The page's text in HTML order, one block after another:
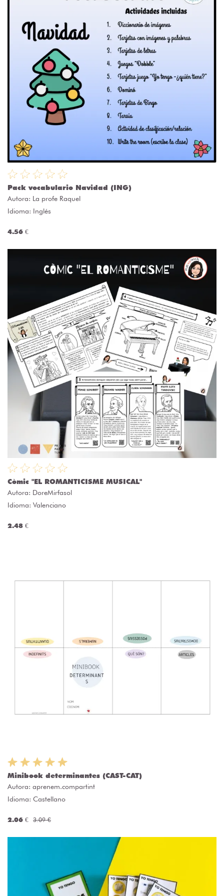
Pack vocabulario Navidad (ING)
Autora: La profe Raquel
Idioma: Inglés
4.56 €
Còmic "EL ROMANTICISME MUSICAL"
Autora: DoreMirfasol
Idioma: Valenciano
2.48 €
Minibook determinantes (CAST-CAT)
Autora: aprenem.compartint
Idioma: Castellano
2.06 € 3.09 €